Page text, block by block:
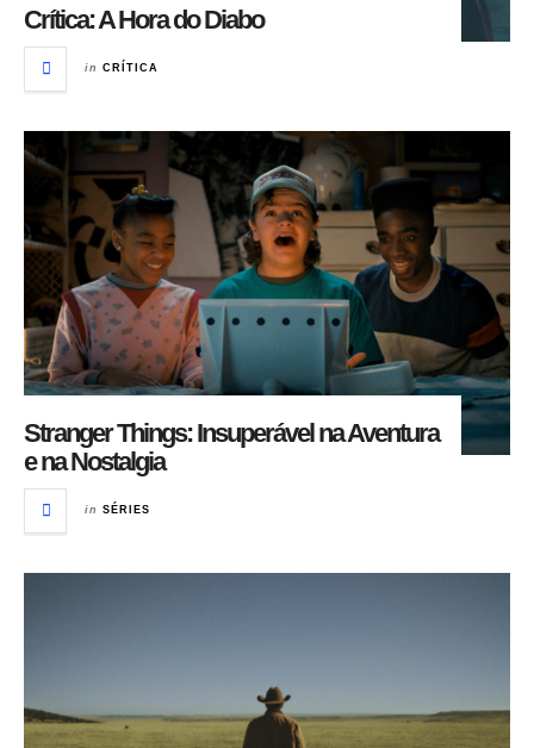
Crítica: A Hora do Diabo
in CRÍTICA
Stranger Things: Insuperável na Aventura
e na Nostalgia
in SÉRIES